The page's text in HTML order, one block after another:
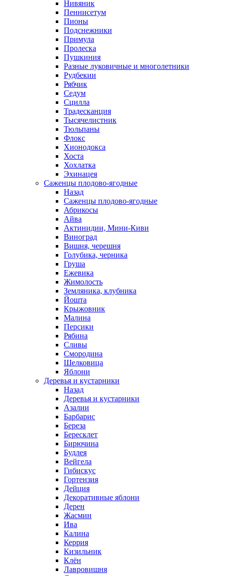
Нивяник
Пеннисетум
Пионы
Подснежники
Примула
Пролеска
Пушкиния
Разные луковичные и многолетники
Рудбекии
Рябчик
Седум
Сцилла
Традесканция
Тысячелистник
Тюльпаны
Флокс
Хионодокса
Хоста
Хохлатка
Эхинацея
Саженцы плодово-ягодные
Назад
Саженцы плодово-ягодные
Абрикосы
Айва
Актинидии, Мини-Киви
Виноград
Вишня, черешня
Голубика, черника
Груша
Ежевика
Жимолость
Земляника, клубника
Йошта
Крыжовник
Малина
Персики
Рябина
Сливы
Смородина
Шелковица
Яблони
Деревья и кустарники
Назад
Деревья и кустарники
Азалии
Барбарис
Береза
Бересклет
Бирючина
Будлея
Вейгела
Гибискус
Гортензия
Дейция
Декоративные яблони
Дерен
Жасмин
Ива
Калина
Керрия
Кизильник
Клён
Лавровишня